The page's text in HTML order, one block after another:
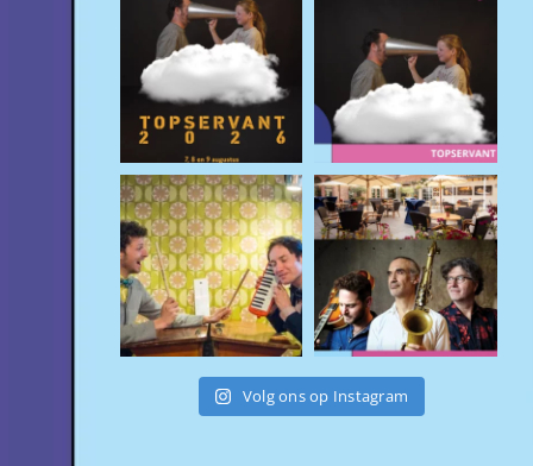
Volg ons op Instagram